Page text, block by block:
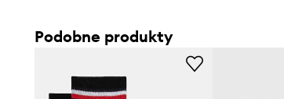
Podobne produkty